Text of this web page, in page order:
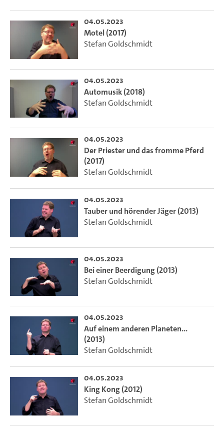
04.05.2023
Motel (2017)
Stefan Goldschmidt
04.05.2023
Automusik (2018)
Stefan Goldschmidt
04.05.2023
Der Priester und das fromme Pferd
(2017)
Stefan Goldschmidt
04.05.2023
Tauber und hörender Jäger (2013)
Stefan Goldschmidt
04.05.2023
Bei einer Beerdigung (2013)
Stefan Goldschmidt
04.05.2023
Auf einem anderen Planeten...
(2013)
Stefan Goldschmidt
04.05.2023
King Kong (2012)
Stefan Goldschmidt